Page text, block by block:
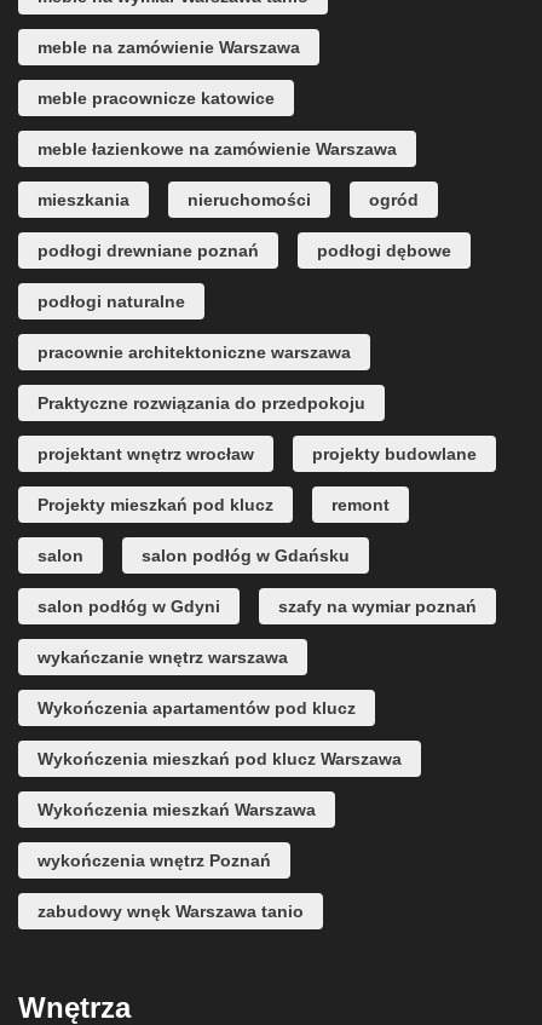
meble na zamówienie Warszawa
meble pracownicze katowice
meble łazienkowe na zamówienie Warszawa
mieszkania nieruchomości ogród
podłogi drewniane poznań podłogi dębowe
podłogi naturalne
pracownie architektoniczne warszawa
Praktyczne rozwiązania do przedpokoju
projektant wnętrz wrocław projekty budowlane
Projekty mieszkań pod klucz remont
salon salon podłóg w Gdańsku
salon podłóg w Gdyni szafy na wymiar poznań
wykańczanie wnętrz warszawa
Wykończenia apartamentów pod klucz
Wykończenia mieszkań pod klucz Warszawa
Wykończenia mieszkań Warszawa
wykończenia wnętrz Poznań
zabudowy wnęk Warszawa tanio
Wnętrza